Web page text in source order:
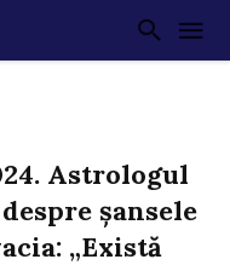
Astrologul
șansele
„Există